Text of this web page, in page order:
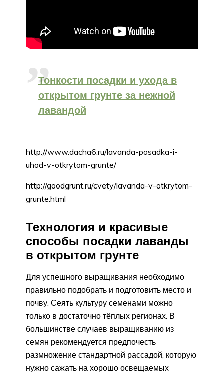
Тонкости посадки и ухода в
открытом грунте за нежной
лавандой
http://www.dacha6.ru/lavanda-posadka-i-
uhod-v-otkrytom-grunte/
http://goodgrunt.ru/cvety/lavanda-v-otkrytom-
grunte.html
Технология и красивые
способы посадки лаванды
в открытом грунте
Для успешного выращивания необходимо
правильно подобрать и подготовить место и
почву. Сеять культуру семенами можно
только в достаточно тёплых регионах. В
большинстве случаев выращиванию из
семян рекомендуется предпочесть
размножение стандартной рассадой, которую
нужно сажать на хорошо освещаемых